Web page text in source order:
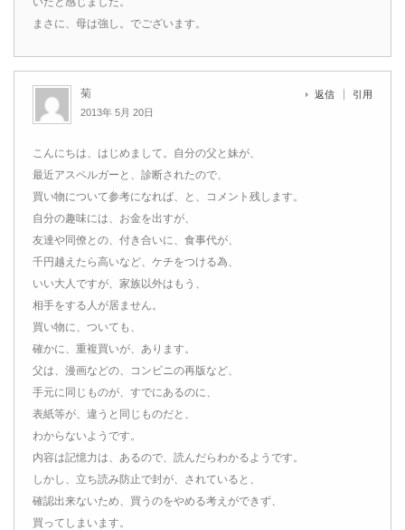
まさに、母は強し。でございます。
菊
2013年 5月 20日
返信 引用
こんにちは、はじめまして。自分の父と妹が、
最近アスペルガーと、診断されたので、
買い物について参考になれば、と、コメント残します。
自分の趣味には、お金を出すが、
友達や同僚との、付き合いに、食事代が、
千円越えたら高いなど、ケチをつける為、
いい大人ですが、家族以外はもう、
相手をする人が居ません。
買い物に、ついても、
確かに、重複買いが、あります。
父は、漫画などの、コンビニの再版など、
手元に同じものが、すでにあるのに、
表紙等が、違うと同じものだと、
わからないようです。
内容は記憶力は、あるので、読んだらわかるようです。
しかし、立ち読み防止で封が、されていると、
確認出来ないため、買うのをやめる考えができず、
買ってしまいます。